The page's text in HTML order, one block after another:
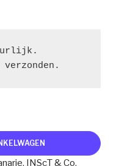
, INScT & Co,